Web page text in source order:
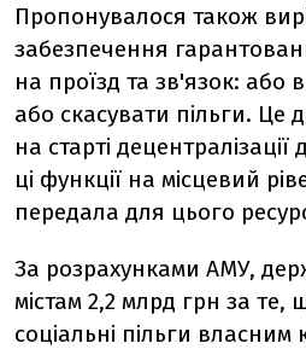
Пропонувалося також
забезпечення
на проїзд та зв'язок: або
або скасувати пільги. Це
на старті
ці функції на місцевий
передала для цього
За розрахунками АМУ,
містам 2,2 млрд грн за
соціальні пільги власним